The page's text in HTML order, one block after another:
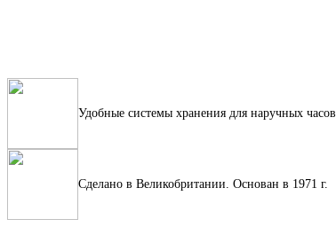
Удобные системы хранения для наручных часов
Сделано в Великобритании. Основан в 1971 г.